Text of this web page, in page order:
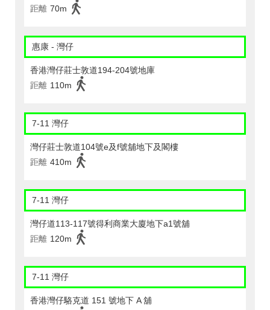
距離 70m
惠康 - 灣仔
香港灣仔莊士敦道194-204號地庫
距離 110m
7-11 灣仔
灣仔莊士敦道104號e及f號舖地下及閣樓
距離 410m
7-11 灣仔
灣仔道113-117號得利商業大廈地下a1號舖
距離 120m
7-11 灣仔
香港灣仔駱克道 151 號地下 A 舖